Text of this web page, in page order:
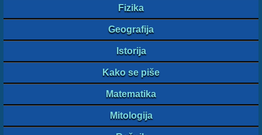
Fizika
Geografija
Istorija
Kako se piše
Matematika
Mitologija